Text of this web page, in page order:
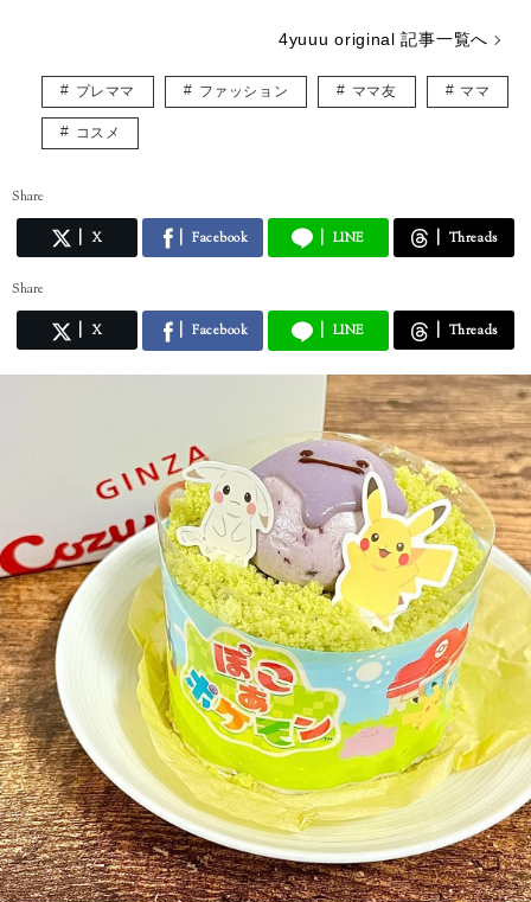
4yuuu original 記事一覧へ
プレママ ファッション ママ友 ママ
コスメ
Share
X Facebook LINE Threads
Share
X Facebook LINE Threads